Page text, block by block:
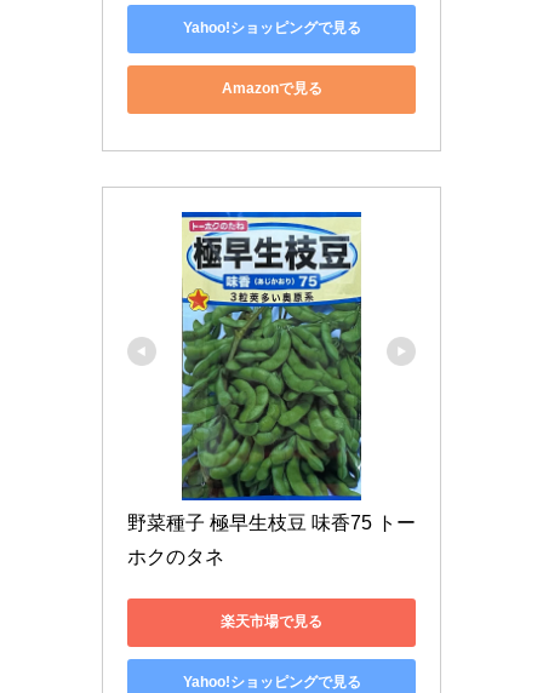
Yahoo!ショッピングで見る
Amazonで見る
野菜種子 極早生枝豆 味香75 トー
ホクのタネ
楽天市場で見る
Yahoo!ショッピングで見る